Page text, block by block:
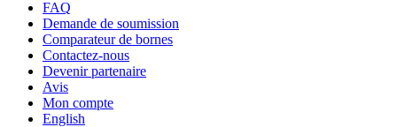
FAQ
Demande de soumission
Comparateur de bornes
Contactez-nous
Devenir partenaire
Avis
Mon compte
English